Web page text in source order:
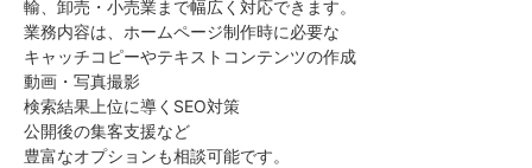
輸、卸売・小売業まで幅広く対応できます。
業務内容は、ホームページ制作時に必要な
キャッチコピーやテキストコンテンツの作成
動画・写真撮影
検索結果上位に導くSEO対策
公開後の集客支援など
豊富なオプションも相談可能です。